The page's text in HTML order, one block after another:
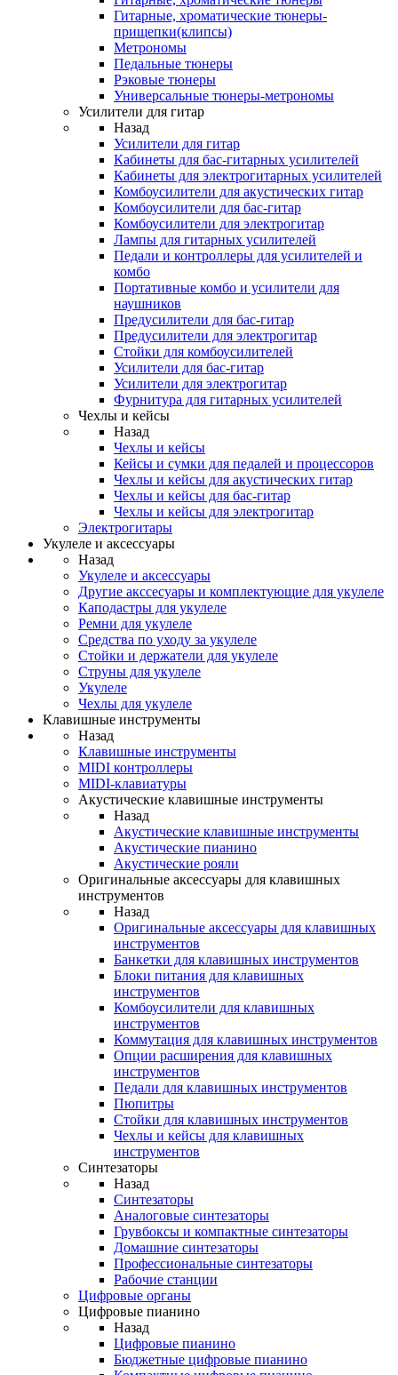
Гитарные, хроматические тюнеры-
прищепки(клипсы)
Метрономы
Педальные тюнеры
Рэковые тюнеры
Универсальные тюнеры-метрономы
Усилители для гитар
Назад
Усилители для гитар
Кабинеты для бас-гитарных усилителей
Кабинеты для электрогитарных усилителей
Комбоусилители для акустических гитар
Комбоусилители для бас-гитар
Комбоусилители для электрогитар
Лампы для гитарных усилителей
Педали и контроллеры для усилителей и
комбо
Портативные комбо и усилители для
наушников
Предусилители для бас-гитар
Предусилители для электрогитар
Стойки для комбоусилителей
Усилители для бас-гитар
Усилители для электрогитар
Фурнитура для гитарных усилителей
Чехлы и кейсы
Назад
Чехлы и кейсы
Кейсы и сумки для педалей и процессоров
Чехлы и кейсы для акустических гитар
Чехлы и кейсы для бас-гитар
Чехлы и кейсы для электрогитар
Электрогитары
Укулеле и аксессуары
Назад
Укулеле и аксессуары
Другие акссесуары и комплектующие для укулеле
Каподастры для укулеле
Ремни для укулеле
Средства по уходу за укулеле
Стойки и держатели для укулеле
Струны для укулеле
Укулеле
Чехлы для укулеле
Клавишные инструменты
Назад
Клавишные инструменты
MIDI контроллеры
MIDI-клавиатуры
Акустические клавишные инструменты
Назад
Акустические клавишные инструменты
Акустические пианино
Акустические рояли
Оригинальные аксессуары для клавишных
инструментов
Назад
Оригинальные аксессуары для клавишных
инструментов
Банкетки для клавишных инструментов
Блоки питания для клавишных
инструментов
Комбоусилители для клавишных
инструментов
Коммутация для клавишных инструментов
Опции расширения для клавишных
инструментов
Педали для клавишных инструментов
Пюпитры
Стойки для клавишных инструментов
Чехлы и кейсы для клавишных
инструментов
Синтезаторы
Назад
Синтезаторы
Аналоговые синтезаторы
Грувбоксы и компактные синтезаторы
Домашние синтезаторы
Профессиональные синтезаторы
Рабочие станции
Цифровые органы
Цифровые пианино
Назад
Цифровые пианино
Бюджетные цифровые пианино